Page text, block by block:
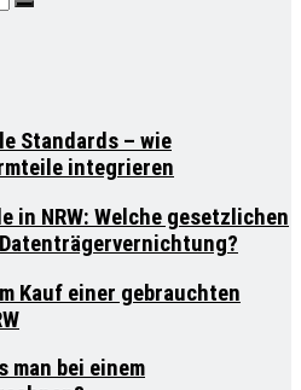
Standards – wie
integrieren
in NRW: Welche gesetzlichen
Kauf einer gebrauchten
man bei einem